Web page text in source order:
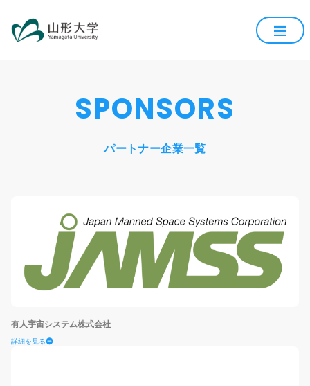
SPONSORS
パートナー企業一覧
有人宇宙システム株式会社
詳細を見る